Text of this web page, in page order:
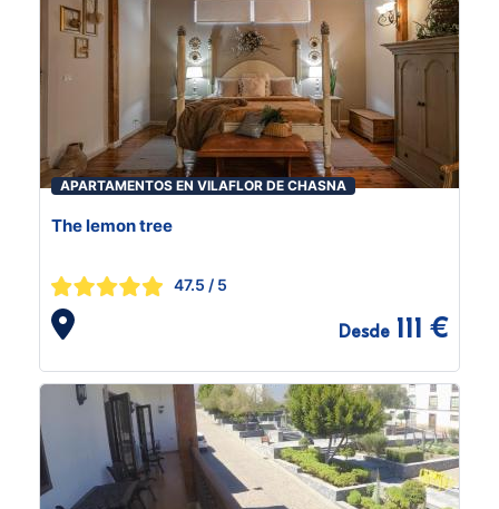
APARTAMENTOS EN VILAFLOR DE CHASNA
The lemon tree
47.5 / 5
Desde 111 €